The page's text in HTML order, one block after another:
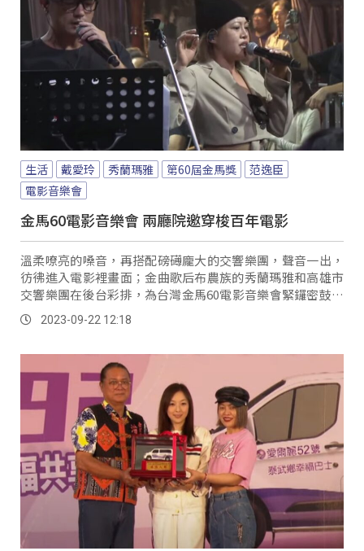
生活 戴愛玲 秀蘭瑪雅 第60屆金馬獎
范逸臣
電影音樂會
金馬60電影音樂會 兩廳院邀穿梭百年電影
溫柔嘹亮的嗓音，再搭配磅礡龐大的交響樂團，聲音一出，
彷彿進入電影裡畫面；金曲歌后布農族的秀蘭瑪雅和高雄市
交響樂團在後台彩排，為台灣金馬60電影音樂會緊鑼密鼓地
準備中，就是要在舞台上重現1989年老電影魯冰花的主題
曲，再次回味當初電影帶來的深刻感受。
2023-09-22 12:18